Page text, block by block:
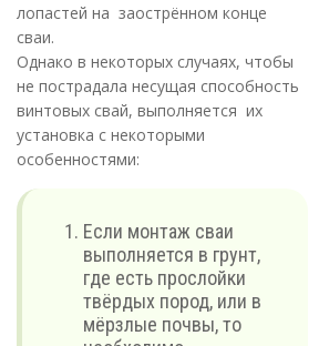
лопастей на заострённом конце
сваи.
Однако в некоторых случаях, чтобы
не пострадала несущая способность
винтовых свай, выполняется их
установка с некоторыми
особенностями:
Если монтаж сваи
выполняется в грунт,
где есть прослойки
твёрдых пород, или в
мёрзлые почвы, то